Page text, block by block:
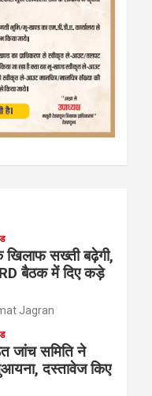
सख्ती बढ़ेगी,
बैठक में दिए कड़े
Jagran
जांच समिति ने
दस्तावेज किए